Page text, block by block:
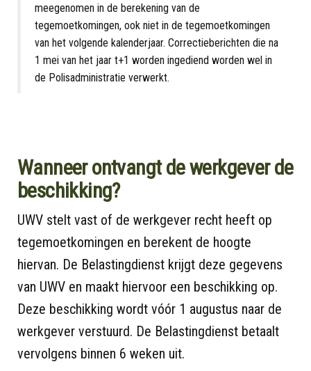
meegenomen in de berekening van de
tegemoetkomingen, ook niet in de tegemoetkomingen
van het volgende kalenderjaar. Correctieberichten die na
1 mei van het jaar t+1 worden ingediend worden wel in
de Polisadministratie verwerkt.
Wanneer ontvangt de werkgever de
beschikking?
UWV stelt vast of de werkgever recht heeft op
tegemoetkomingen en berekent de hoogte
hiervan. De Belastingdienst krijgt deze gegevens
van UWV en maakt hiervoor een beschikking op.
Deze beschikking wordt vóór 1 augustus naar de
werkgever verstuurd. De Belastingdienst betaalt
vervolgens binnen 6 weken uit.